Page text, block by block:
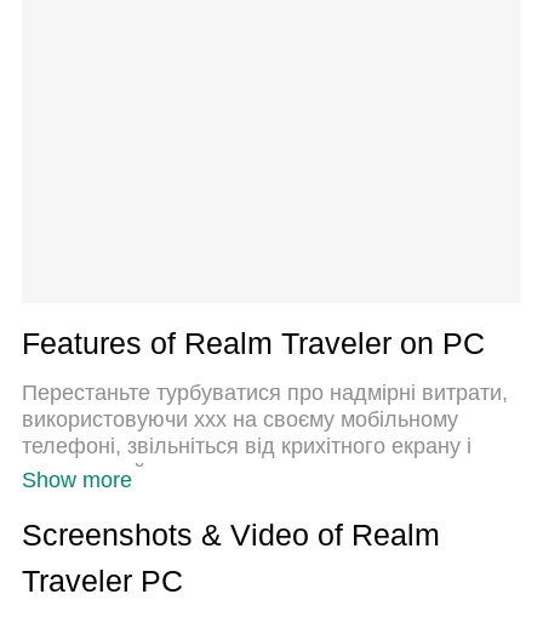
Features of Realm Traveler on PC
Перестаньте турбуватися про надмірні витрати,
використовуючи ххх на своєму мобільному
телефоні, звільніться від крихітного екрану і
насолоджуйтеся використанням програми на
повний екран свого додатка за допомогою
клавіатури та миші. MEmu пропонує вам усі
дивовижні функції, які ви очікували: швидка
Show more
Screenshots & Video of Realm
Traveler PC